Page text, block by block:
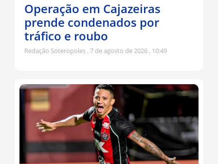
Operação em Cajazeiras
prende condenados por
tráfico e roubo
Redação Soteropoles 7 de agosto de 2026 10:49